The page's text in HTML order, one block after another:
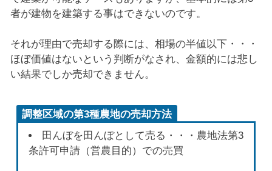
者が建物を建築する事はできないのです。
それが理由で売却する際には、相場の半値以下・・・
ほぼ価値はないという判断がなされ、金額的には悲し
い結果でしか売却できません。
調整区域の第3種農地の売却方法
田んぼを田んぼとして売る・・・農地法第3
条許可申請（営農目的）での売買